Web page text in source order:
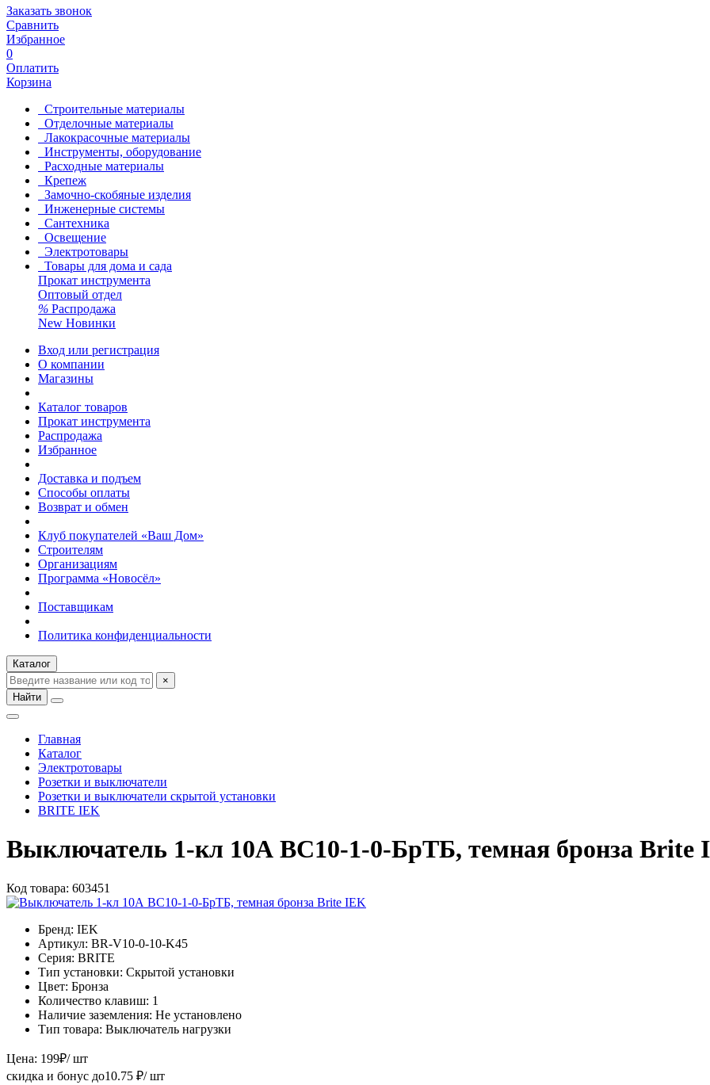
Заказать звонок
Сравнить
Избранное
0
Оплатить
Корзина
Строительные материалы
Отделочные материалы
Лакокрасочные материалы
Инструменты, оборудование
Расходные материалы
Крепеж
Замочно-скобяные изделия
Инженерные системы
Сантехника
Освещение
Электротовары
Товары для дома и сада
Прокат инструмента
Оптовый отдел
% Распродажа
New Новинки
Вход или регистрация
О компании
Магазины
Каталог товаров
Прокат инструмента
Распродажа
Избранное
Доставка и подъем
Способы оплаты
Возврат и обмен
Клуб покупателей «Ваш Дом»
Строителям
Организациям
Программа «Новосёл»
Поставщикам
Политика конфиденциальности
Каталог
×
Найти
Главная
Каталог
Электротовары
Розетки и выключатели
Розетки и выключатели скрытой установки
BRITE IEK
Выключатель 1-кл 10А ВС10-1-0-БрТБ, темная бронза Brite
Код товара: 603451
Бренд: IEK
Артикул: BR-V10-0-10-K45
Серия: BRITE
Тип установки: Скрытой установки
Цвет: Бронза
Количество клавиш: 1
Наличие заземления: Не установлено
Тип товара: Выключатель нагрузки
Цена: 199₽/ шт
скидка и бонус до10.75 ₽/ шт